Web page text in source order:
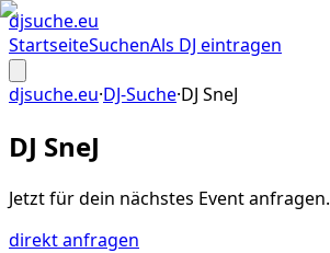
djsuche.eu
StartseiteSuchenAls DJ eintragen
djsuche.eu·DJ-Suche·DJ SneJ
DJ SneJ
Jetzt für dein nächstes Eventanfragen.
direkt anfragen